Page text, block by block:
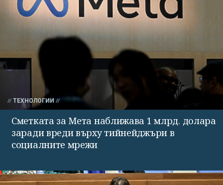
ТЕХНОЛОГИИ
Сметката за Мета наближава 1 млрд. долара
заради вреди върху тийнейджъри в
социалните мрежи